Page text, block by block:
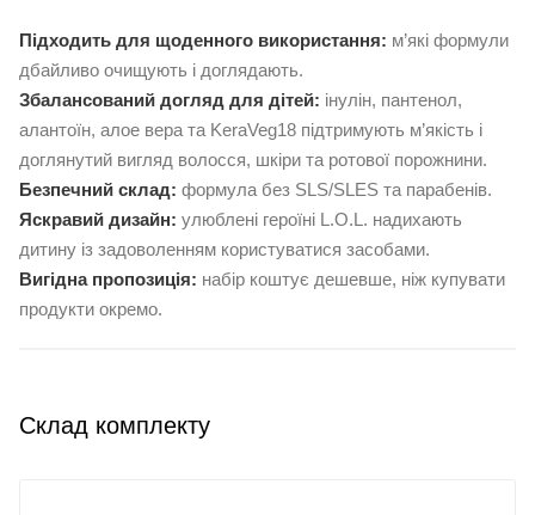
Підходить для щоденного використання: м’які формули
дбайливо очищують і доглядають.
Збалансований догляд для дітей: інулін, пантенол,
алантоїн, алое вера та KeraVeg18 підтримують м’якість і
доглянутий вигляд волосся, шкіри та ротової порожнини.
Безпечний склад: формула без SLS/SLES та парабенів.
Яскравий дизайн: улюблені героїні L.O.L. надихають
дитину із задоволенням користуватися засобами.
Вигідна пропозиція: набір коштує дешевше, ніж купувати
продукти окремо.
Склад комплекту